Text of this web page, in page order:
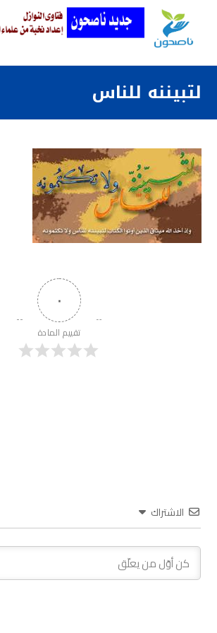
لتبيننه للناس
٠
تقييم المادة
الاشتراك